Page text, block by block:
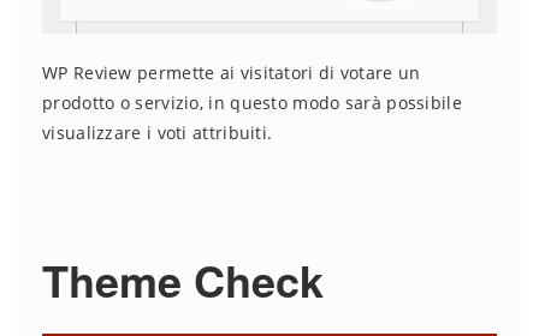
WP Review permette ai visitatori di votare un
prodotto o servizio, in questo modo sarà possibile
visualizzare i voti attribuiti.
Theme Check